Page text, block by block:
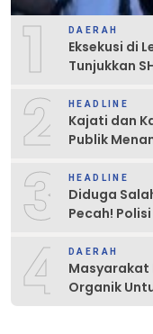
1 DAERAH
Eksekusi di
Tunjukkan
2 HEADLINE
Kajati dan
Publik
3 HEADLINE
Diduga
Pecah!
4 DAERAH
Masyarakat
Organik